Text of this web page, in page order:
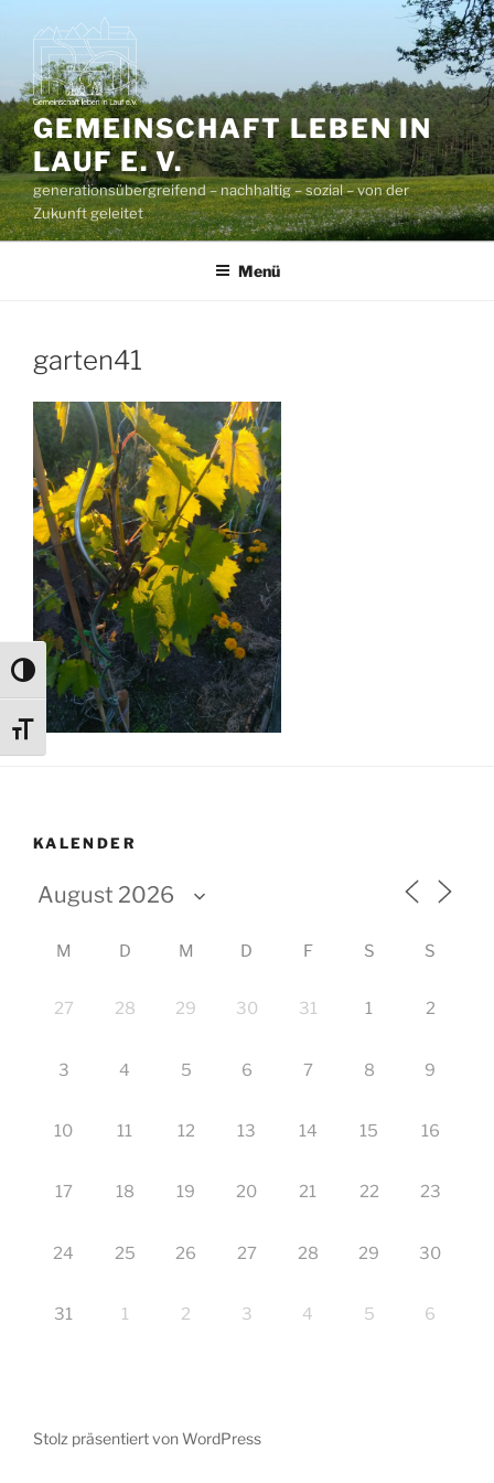
Umschalten auf hohe Kontraste
Schrift vergrößern
Inhalt
springen
GEMEINSCHAFT LEBEN IN
LAUF E. V.
generationsübergreifend – nachhaltig – sozial – von der
Zukunft geleitet
Menü
garten41
KALENDER
M D M D F S S
27 28 29 30 31 1 2
3 4 5 6 7 8 9
10 11 12 13 14 15 16
17 18 19 20 21 22 23
24 25 26 27 28 29 30
31 1 2 3 4 5 6
Stolz präsentiert von WordPress